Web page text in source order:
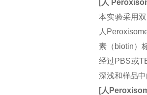
[人
本实验采用
人
素（biotin）
经过PBS或
深浅和样品中
[人